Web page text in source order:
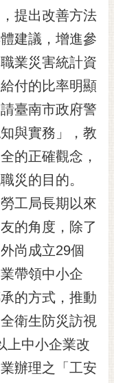
提出改善方法
建議，增進參
業災害統計資
付的比率明顯
臺南市政府警
與實務」，教
的正確觀念，
災的目的。
工局長期以來
的角度，除了
尚成立29個
帶領中小企
的方式，推動
衛生防災訪視
上中小企業改
辦理之「工安